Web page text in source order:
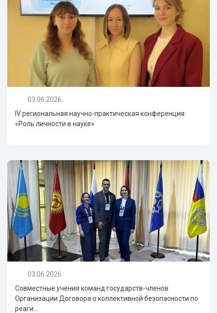
03.06.2026
IV региональная научно-практическая конференция
«Роль личности в науке»
03.06.2026
Совместные учения команд государств-членов
Организации Договора о коллективной безопасности по
реаги...